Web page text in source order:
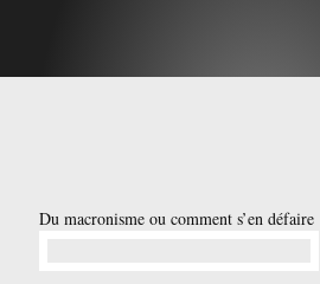
Du macronisme ou comment s’en défaire